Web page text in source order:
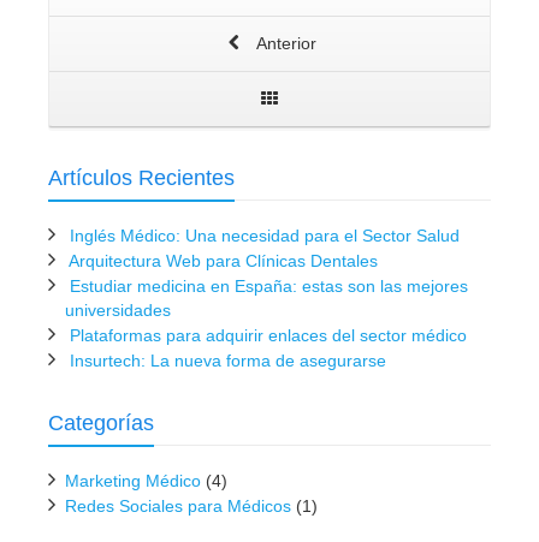
Anterior
Artículos Recientes
Inglés Médico: Una necesidad para el Sector Salud
Arquitectura Web para Clínicas Dentales
Estudiar medicina en España: estas son las mejores
universidades
Plataformas para adquirir enlaces del sector médico
Insurtech: La nueva forma de asegurarse
Categorías
Marketing Médico (4)
Redes Sociales para Médicos (1)